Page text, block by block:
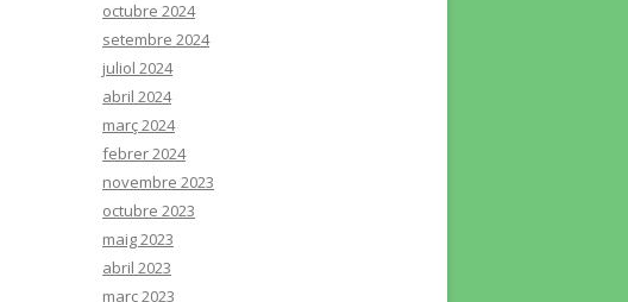
octubre 2024
setembre 2024
juliol 2024
abril 2024
març 2024
febrer 2024
novembre 2023
octubre 2023
maig 2023
abril 2023
març 2023